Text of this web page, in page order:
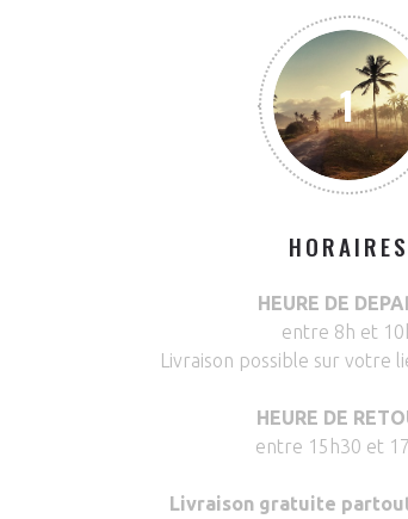
1
HORAIRES
HEURE DE
entre 8h et
Livraison possible sur votre
HEURE DE
entre 15h30 et
Livraison gratuite